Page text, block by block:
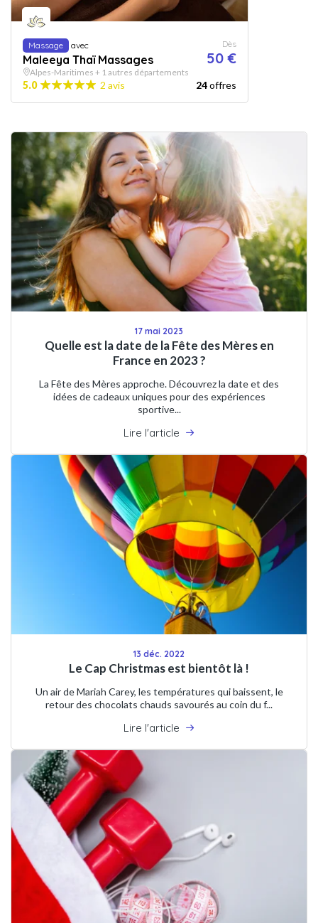
Massage avec
Maleeya Thaï Massages
Dès
50 €
Alpes-Maritimes + 1 autres départements
5.0 2 avis 24offres
17 mai 2023
Quelle est la date de la Fête des Mères en
France en 2023 ?
La Fête des Mères approche. Découvrez la date et des
idées de cadeaux uniques pour des expériences
sportive...
Lire l'article
13 déc. 2022
Le Cap Christmas est bientôt là !
Un air de Mariah Carey, les températures qui baissent, le
retour des chocolats chauds savourés au coin du f...
Lire l'article